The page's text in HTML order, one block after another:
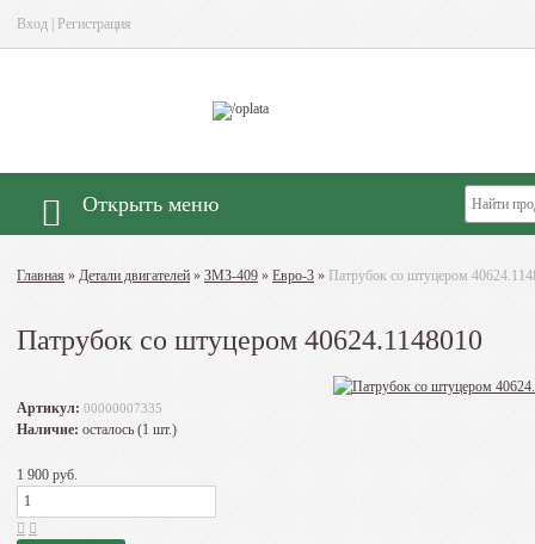
Вход Регистрация
Открыть меню
Главная » Детали двигателей » ЗМЗ-409 » Евро-3 » Патрубок со штуцером
Патрубок со штуцером 40624.1148010
Артикул: 00000007335
Наличие: осталось (1 шт.)
1 900 руб.